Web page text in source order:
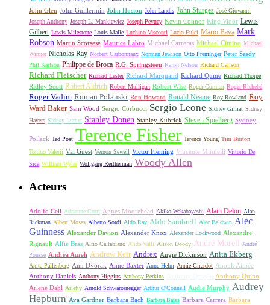
John Glen John Guillermin John Huston John Landis John Sturges José Giovanni
Joseph Anthony Joseph L. Mankiewicz Joseph Pevney Kevin Connor King Vidor Lewis
Gilbert Lewis Milestone Louis Malle Luchino Visconti Lucio Fulci Mario Bava Mark
Robson Martin Scorsese Maurice Labro Michael Carreras Michael Cimino Michael
Winner Nicholas Ray Norbert Carbonnaux Norman Jewison Otto Preminger Peter Sasdy
Phil Karlson Philippe de Broca R.G. Springsteen Ralph Nelson Richard Carlson
Richard Fleischer Richard Lester Richard Marquand Richard Quine Richard Thorpe
Ridley Scott Robert Aldrich Robert Mulligan Robert Wise Roger Corman Roger Richebé
Roger Vadim Roman Polanski Ron Howard Ronald Neame Roy Rowland Roy
Ward Baker Sam Wood Sergio Corbucci Sergio Leone Sidney Gilliat Sidney
Hayers Sidney Lumet Stanley Donen Stanley Kubrick Steven Spielberg Sydney
Pollack Ted Post Terence Fisher Terence Young Tim Burton
Tonino Valerii Val Guest Vernon Sewell Victor Fleming Vincente Minnelli Vittorio De
Sica William Wyler Wolfgang Reitherman Woody Allen
Acteurs
Adolfo Celi Adrienne Corri Agnes Moorehead Akiko Wakabayashi Alain Delon Alan
Rickman Albert Moses Alberto Sordi Aldo Ray Aldo Sambrell Alec Baldwin Alec
Guinness Alexander Davion Alexander Knox Alexander Lockwood Alexandre
Rignault Alfie Bass Alfio Caltabiano Alida Valli Alison Doody André Morell André
Pousse Andrea Aureli Andrew Keir Andrex Angie Dickinson Anita Ekberg
Anita Pallenberg Ann Dvorak Anne Baxter Anne Helm Annie Girardot Anouk Aimée
Anthony Daniels Anthony Higgins Anthony Perkins
Anthony Quinn
Arlene Dahl Arletty Arnold Schwarzenegger Arthur O'Connell Audie Murphy Audrey
Hepburn Ava Gardner Barbara Bach Barbara Bates Barbara Carrera Barbara